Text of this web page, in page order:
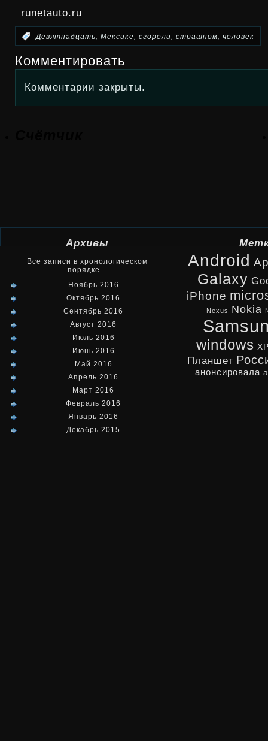
runetauto.ru
:Девятнадцать, Мексике, сгорели, страшном, человек
Комментировать
Комментарии закрыты.
Архивы
Все записи в хронологическом
порядке...
Ноябрь 2016
Октябрь 2016
Сентябрь 2016
Август 2016
Июль 2016
Июнь 2016
Май 2016
Апрель 2016
Март 2016
Февраль 2016
Январь 2016
Декабрь 2015
Android
Galaxy
iPhone
Nexus Nokia
windows
Планшет
анонсировала